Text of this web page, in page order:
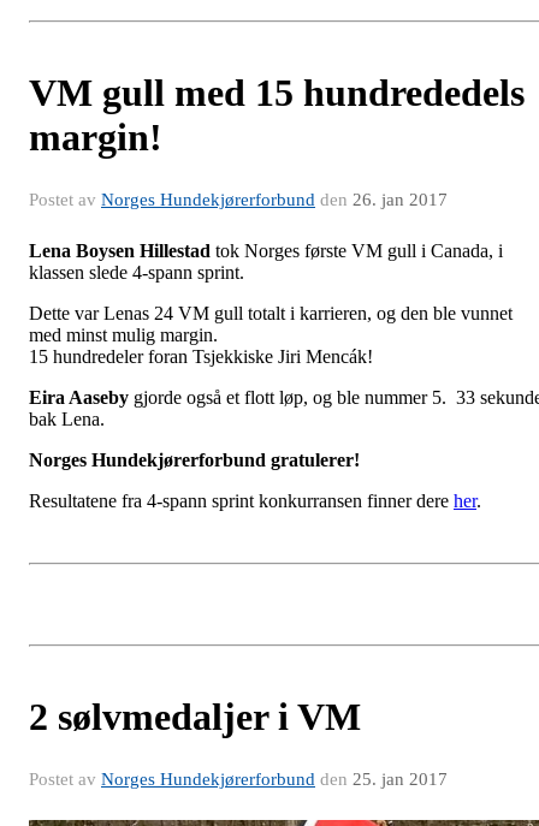
VM gull med 15 hundrededels
margin!
Postet av Norges Hundekjørerforbund den 26. jan 2017
Lena Boysen Hillestad tok Norges første VM gull i Canada, i
klassen slede 4-spann sprint.
Dette var Lenas 24 VM gull totalt i karrieren, og den ble vunnet
med minst mulig margin.
15 hundredeler foran Tsjekkiske Jiri Mencák!
Eira Aaseby gjorde også et flott løp, og ble nummer 5. 33
bak Lena.
Norges Hundekjørerforbund gratulerer!
Resultatene fra 4-spann sprint konkurransen finner dere her.
2 sølvmedaljer i VM
Postet av Norges Hundekjørerforbund den 25. jan 2017